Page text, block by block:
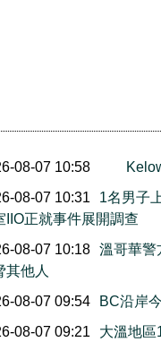
08-07 10:58
08-07 10:31
1名男子
IIO正就事件展開調查
08-07 10:18
溫哥華警
其他人
08-07 09:54
BC沿岸
08-07 09:21
大溫地區